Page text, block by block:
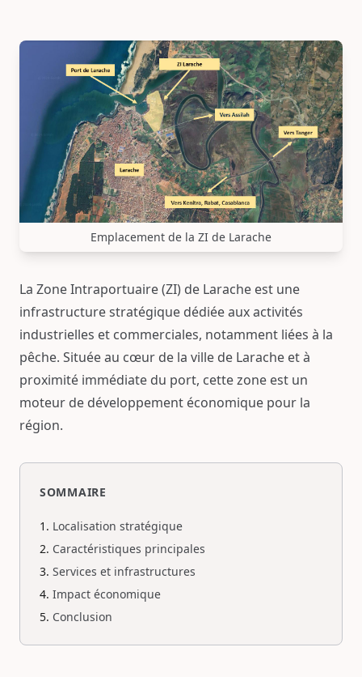
Emplacement de la ZI de Larache
La Zone Intraportuaire (ZI) de Larache est une
infrastructure stratégique dédiée aux activités
industrielles et commerciales, notamment liées à la
pêche. Située au cœur de la ville de Larache et à
proximité immédiate du port, cette zone est un
moteur de développement économique pour la
région.
SOMMAIRE
Localisation stratégique
Caractéristiques principales
Services et infrastructures
Impact économique
Conclusion